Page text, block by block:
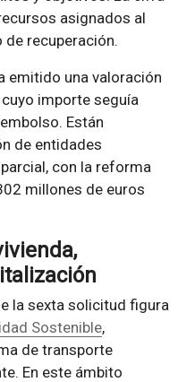
asignados al
recuperación.
emitido una valoración
importe seguía
Están
de entidades
con la reforma
millones de euros
la sexta solicitud figura
Sostenible,
de transporte
En este ámbito